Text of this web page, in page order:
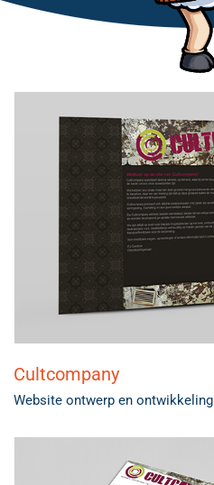
Cultcompany
Website ontwerp en ontwikkeling